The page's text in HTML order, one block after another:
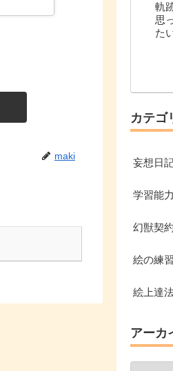
maki
軌
思
た
カテゴ
妄想日
学習能力
幻獣契約
絵の練習
絵上達
アーカ